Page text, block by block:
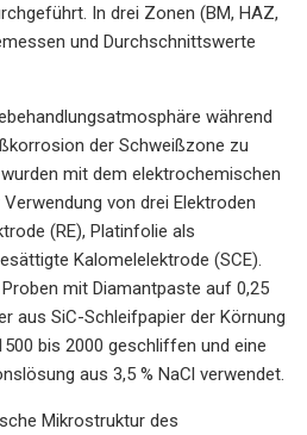
In drei Zonen (BM, HAZ,
und Durchschnittswerte
während
der Schweißzone zu
mit dem elektrochemischen
von drei Elektroden
(RE), Platinfolie als
Kalomelelektrode (SCE).
mit Diamantpaste auf 0,25
aus SiC-Schleifpapier der Körnung
bis 2000 geschliffen und eine
aus 3,5 % NaCl verwendet.
Mikrostruktur des